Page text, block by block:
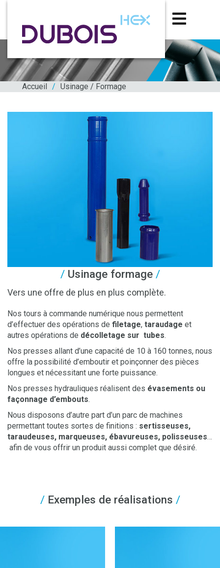
Accueil / Usinage / Formage
Usinage formage
Vers une offre de plus en plus complète.
Nos tours à commande numérique nous permettent
d’effectuer des opérations de filetage, taraudage et
autres opérations de décolletage sur tubes.
Nos presses allant d’une capacité de 10 à 160 tonnes, nous
offre la possibilité d’emboutir et poinçonner des pièces
longues et nécessitant une forte puissance.
Nos presses hydrauliques réalisent des évasements ou
façonnage d’embouts.
Nous disposons d’autre part d’un parc de machines
permettant toutes sortes de finitions : sertisseuses,
taraudeuses, marqueuses, ébavureuses, polisseuses…
afin de vous offrir un produit aussi complet que désiré.
Exemples de réalisations